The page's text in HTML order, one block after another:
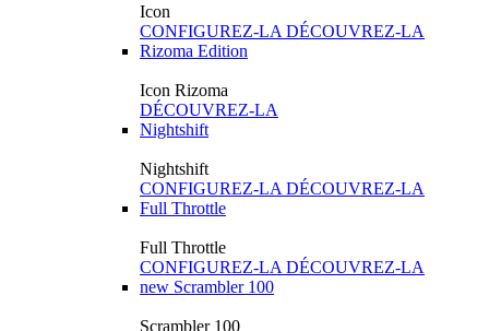
Icon
CONFIGUREZ-LA DÉCOUVREZ-LA
Rizoma Edition
Icon Rizoma
DÉCOUVREZ-LA
Nightshift
Nightshift
CONFIGUREZ-LA DÉCOUVREZ-LA
Full Throttle
Full Throttle
CONFIGUREZ-LA DÉCOUVREZ-LA
new Scrambler 100
Scrambler 100